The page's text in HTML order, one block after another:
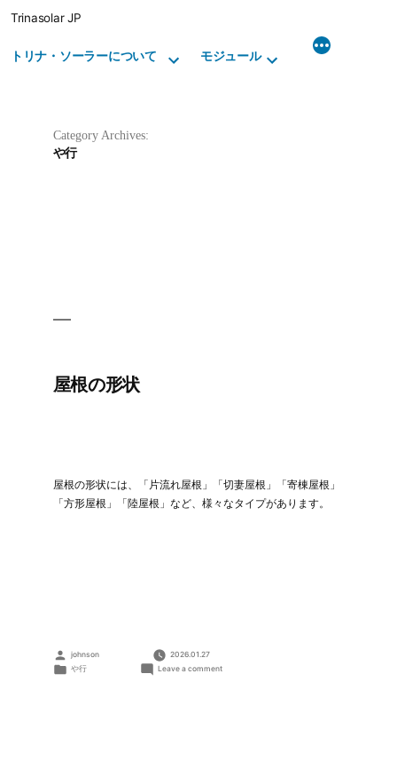
Trinasolar JP
トリナ・ソーラーについて モジュール
Category Archives:
や行
屋根の形状
屋根の形状には、「片流れ屋根」「切妻屋根」「寄棟屋根」
「方形屋根」「陸屋根」など、様々なタイプがあります。
Posted
by
johnson
2026.01.27
Posted
や行 Leave a commenton